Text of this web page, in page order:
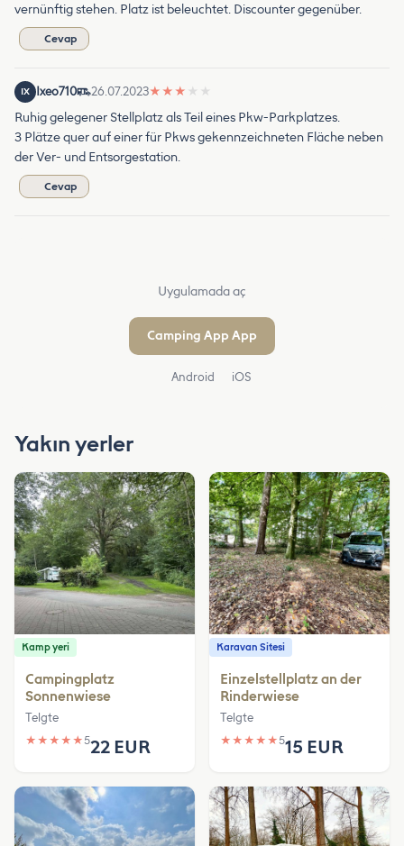
vernünftig stehen. Platz ist beleuchtet. Discounter gegenüber.
Cevap
IX Ixeo710 26.07.2023★ ★ ★ ★ ★
Ruhig gelegener Stellplatz als Teil eines Pkw-Parkplatzes.
3 Plätze quer auf einer für Pkws gekennzeichneten Fläche neben
der Ver- und Entsorgestation.
Cevap
Uygulamada aç
Camping App App
Android iOS
Yakın yerler
Kamp yeri
Campingplatz
Sonnenwiese
Telgte
★ ★ ★ ★ ★522 EUR
Karavan Sitesi
Einzelstellplatz an der
Rinderwiese
Telgte
★ ★ ★ ★ ★515 EUR